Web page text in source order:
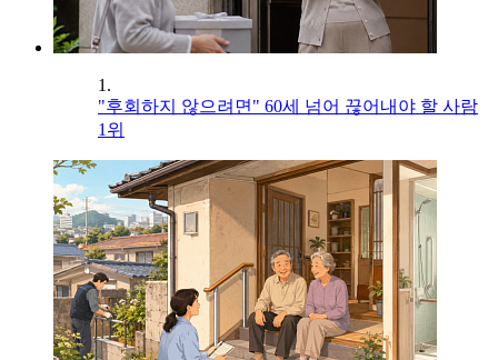
1.
"후회하지 않으려면" 60세 넘어 끊어내야 할 사람
1위